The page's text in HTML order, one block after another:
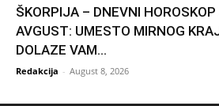
ŠKORPIJA – DNEVNI
AVGUST: UMESTO MIRNOG
DOLAZE VAM...
Redakcija - August 8, 2026